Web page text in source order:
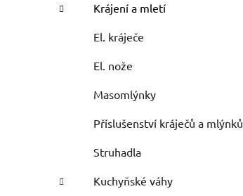
Krájení a mletí
El. kráječe
El. nože
Masomlýnky
Příslušenství kráječů a mlýnků
Struhadla
Kuchyňské váhy